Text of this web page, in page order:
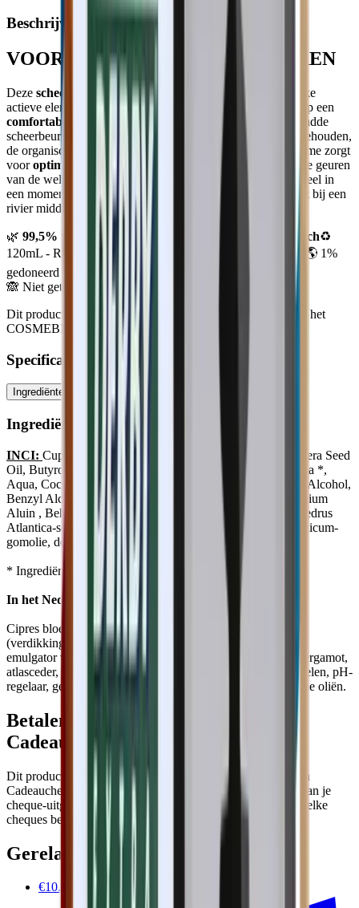
Beschrijving
VOOR PRECISIE BIJ HET SCHEREN
Deze scheercrèmemet een hoge concentratie aan natuurlijke
actieve elementen bereidt de huid en het haar perfect voor op een
comfortabele
zachte
scheerbeurt. Voor een klassieke gladde
scheerbeurt of gewoon om de contouren van een baard te behouden,
de organische, niet-schuimende formule van deze scheercrème zorgt
vooroptimale precisie comfort
. De frisse en houtachtige geuren
van de wellustige textuur transformeren je gebruikelijke ritueel in
een moment van
plezier
. Sluit je ogen, je scheert bij een
rivier midden in de natuur.
🌿 99,5% van natuurlijke oorsprong & 79,42% biologisch♻️
120mL - Recyclebare glazen pot ✊🏼 Gemaakt in Frankrijk 🌎 1%
gedoneerd voor de planeet
🙈 Niet getest op dieren
Dit product kan worden gekocht met ecocheques omdat het het
COSMEBIO-label heeft.
Specificaties
Ingrediënten
Ingrediënten
INCI: Cupressus Sempervirens Flower Water *, Vitis Vinifera Seed
Oil, Butyrospermum Parkii Butter *, Stearinezuur, Cera Alba *,
Aqua, Cocos Nucifera Oil *, Natriumhydroxide, Arachidyl Alcohol,
Benzyl Alcohol, Citrus Bergamia Peel Oil Expressed *, Kalium
Aluin , Behenylalcohol, Juniperus Communis-fruitolie *, Cedrus
Atlantica-schorsolie *, arachidylglucoside, Canarium Luzonicum-
gomolie, dehydroazijnzuur, limoneen, linalool
* Ingrediënt uit biologische landbouw
In het Nederlands alstublieft?
Cipres bloemenwater, druivenolie, sheaboter, stearinezuur
(verdikkingsmiddel), bijenwas, water, kokosolie, zoutaluin,
emulgator van natuurlijke oorsprong, essentiële oliën van bergamot,
atlasceder, jeneverbes en elemi, organische conserveermiddelen, pH-
regelaar, geurige stof die van nature aanwezig is in etherische oliën.
Betalen met Ecocheques en
Cadeaucheques
Dit product kan je bij Impactedd betalen met Ecocheques en
Cadeaucheques wanneer het voldoet aan de voorwaarden van je
cheque-uitgever. Tijdens het afrekenen zie je automatisch welke
cheques beschikbaar zijn.
Gerelateerde producten
€10.00